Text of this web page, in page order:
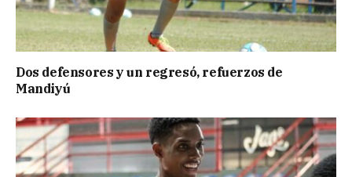
Dos defensores y un regresó, refuerzos de
Mandiyú